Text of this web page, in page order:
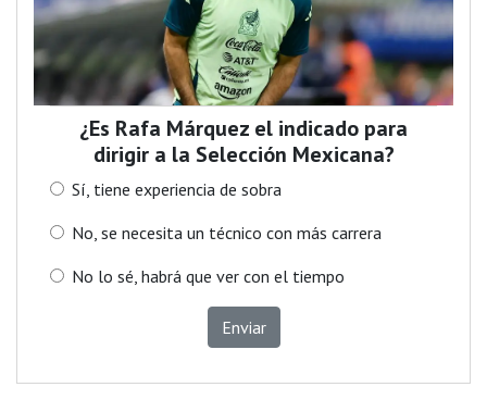
¿Es Rafa Márquez el indicado para
dirigir a la Selección Mexicana?
Sí, tiene experiencia de sobra
No, se necesita un técnico con más carrera
No lo sé, habrá que ver con el tiempo
Enviar